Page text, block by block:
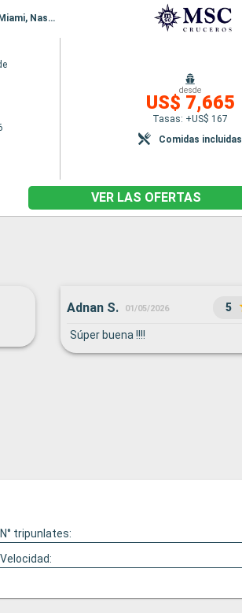
Itinerario : Miami, Ocean cay MSC marine reserve, Falmouth, Georgetown Islas Caiman, Cozumel, Miami, Nassau, Ocean cay MSC marine reserve, Miami
desde
US$ 7,665
Tasas: +US$ 167
Comidas incluidas
VER LAS OFERTAS
Adnan S. 01/05/2026 5
Súper buena !!!!
N° tripunlates:
Velocidad: